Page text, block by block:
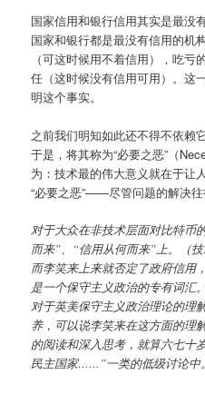
国家信用和银行信用其实是最没
国家和银行都是最没有信用的机
（可这时候用不着信用），吃
任（这时候没有信用可用）。这
明这个事实。
之前我们明知如此还不得不依
于是，将其称为“必要之恶”（
为：技术最的伟大意义就在于让
“必要之恶”——尽管问题的解决往
对于大众在非技术层面对比特币
而来”、“信用从何而来”上。（
而李笑来上来就否定了政府信用
是一个保守主义政治的专有词汇
对于英美保守主义政治理论的理
养，可以说李笑来在这方面的理
的阅读和深入思考，就算六七十
民主国家……”一类的低级讨论中。